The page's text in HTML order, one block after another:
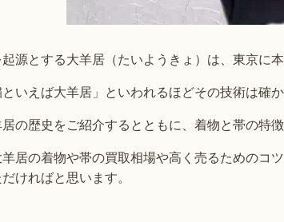
源とする大羊居（たいようきょ）は、東京に
といえば大羊居」といわれるほどその技術は確
の歴史をご紹介するとともに、着物と帯の特徴
居の着物や帯の買取相場や高く売るためのコ
ければと思います。